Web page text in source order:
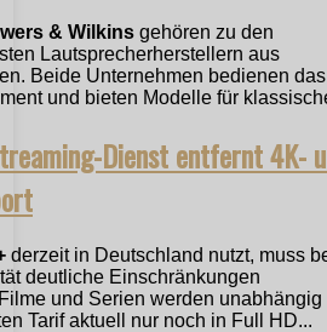
& Wilkins gehören zu den
Lautsprecherherstellern aus
Beide Unternehmen bedienen das
und bieten Modelle für
Dienst entfernt 4K-
derzeit in Deutschland nutzt, muss
deutliche Einschränkungen
und Serien werden unabhängig
Tarif aktuell nur noch in Full HD...